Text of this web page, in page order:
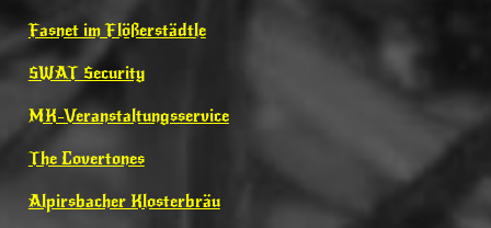
Fasnet im Flößerstädtle
SWAT Security
MK-Veranstaltungsservice
The Covertones
Alpirsbacher Klosterbräu